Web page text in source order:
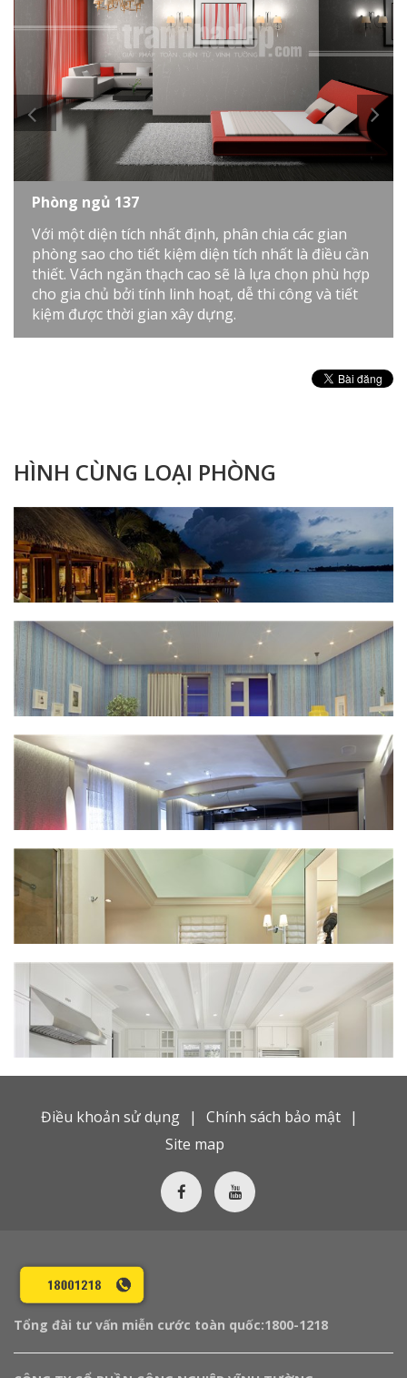
Phòng ngủ 137
Với một diện tích nhất định, phân chia các gian
phòng sao cho tiết kiệm diện tích nhất là điều cần
thiết. Vách ngăn thạch cao sẽ là lựa chọn phù hợp
cho gia chủ bởi tính linh hoạt, dễ thi công và tiết
kiệm được thời gian xây dựng.
HÌNH CÙNG LOẠI PHÒNG
Điều khoản sử dụng
Chính sách bảo mật
Site map
Tổng đài tư vấn miễn cước toàn quốc:1800-1218